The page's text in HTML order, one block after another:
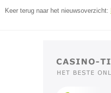
Keer terug naar het nieuwsoverzicht: